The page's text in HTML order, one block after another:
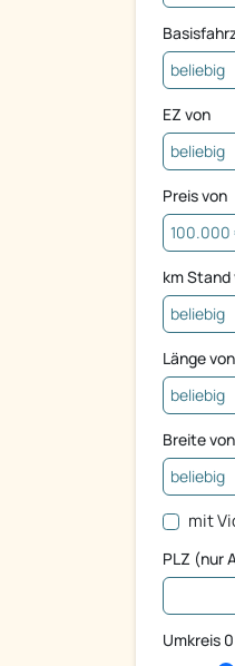
EZ von
Preis von
km Stand
Länge von
Breite von
mit
PLZ (nur
Umkreis 0